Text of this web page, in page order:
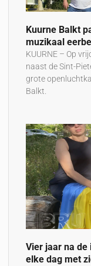
Kuurne Balkt
muzikaal
KUURNE – Op
naast de Sint-
grote
Balkt.
Vier jaar na de
elke dag met